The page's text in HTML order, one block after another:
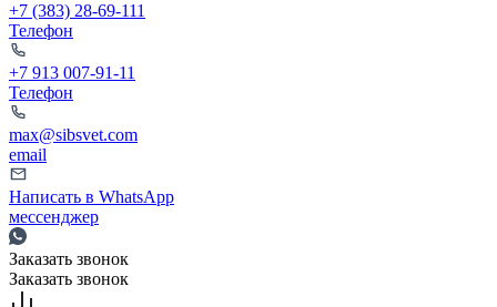
+7 (383) 28-69-111
Телефон
+7 913 007-91-11
Телефон
max@sibsvet.com
email
Написать в WhatsApp
мессенджер
Заказать звонок
Заказать звонок